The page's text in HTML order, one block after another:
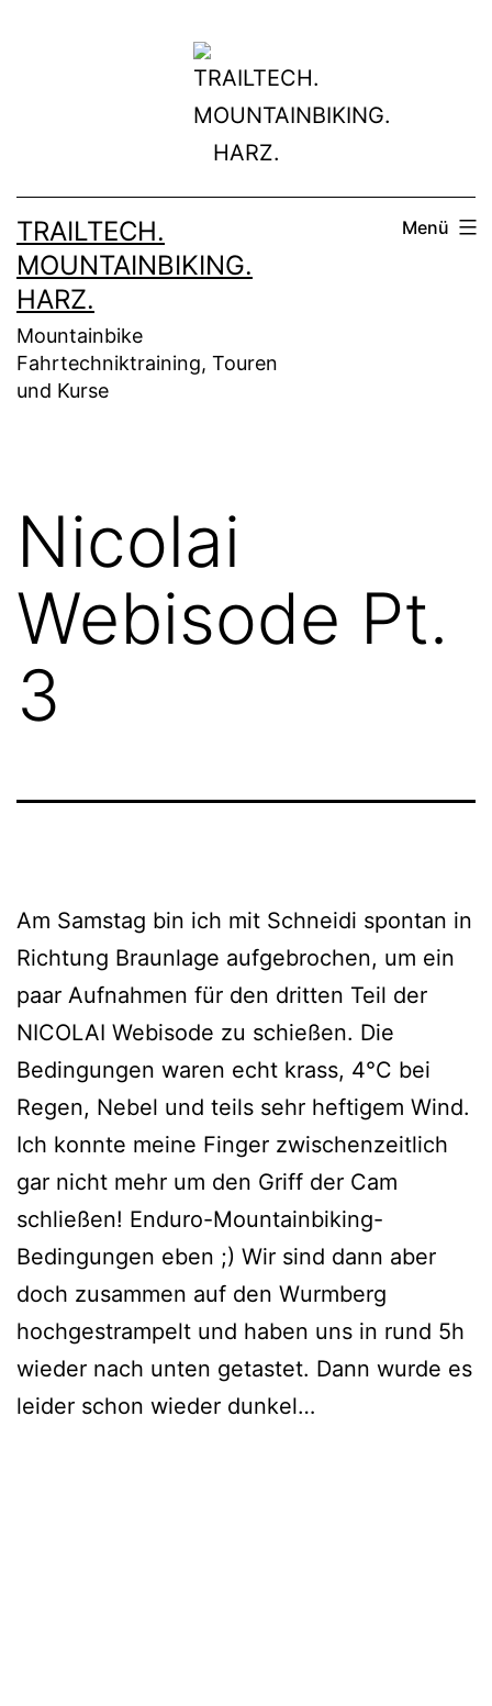
TRAILTECH.
MOUNTAINBIKING.
HARZ.
Mountainbike
Fahrtechniktraining, Touren
und Kurse
Menü
Nicolai
Webisode Pt.
3
Am Samstag bin ich mit Schneidi spontan in
Richtung Braunlage aufgebrochen, um ein
paar Aufnahmen für den dritten Teil der
NICOLAI Webisode zu schießen. Die
Bedingungen waren echt krass, 4°C bei
Regen, Nebel und teils sehr heftigem Wind.
Ich konnte meine Finger zwischenzeitlich
gar nicht mehr um den Griff der Cam
schließen! Enduro-Mountainbiking-
Bedingungen eben ;) Wir sind dann aber
doch zusammen auf den Wurmberg
hochgestrampelt und haben uns in rund 5h
wieder nach unten getastet. Dann wurde es
leider schon wieder dunkel…